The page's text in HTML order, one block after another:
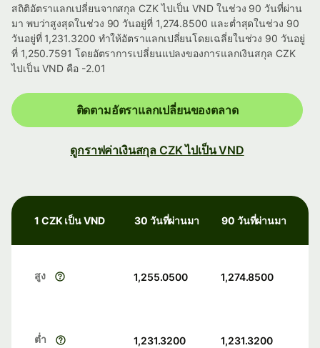
สถิติอัตราแลกเปลี่ยนจากสกุล CZK ไปเป็น VND ในช่วง 90 วันที่ผ่าน
มา พบว่าสูงสุดในช่วง 90 วันอยู่ที่ 1,274.8500 และต่ำสุดในช่วง 90
วันอยู่ที่ 1,231.3200 ทำให้อัตราแลกเปลี่ยนโดยเฉลี่ยในช่วง 90 วันอยู่
ที่ 1,250.7591 โดยอัตราการเปลี่ยนแปลงของการแลกเงินสกุล CZK
ไปเป็น VND คือ -2.01
ติดตามอัตราแลกเปลี่ยนของตลาด
ดูกราฟค่าเงินสกุล CZK ไปเป็น VND
1 CZK เป็น VND 30 วันที่ผ่านมา 90 วันที่ผ่านมา
สูง 1,255.0500 1,274.8500
ต่ำ 1,231.3200 1,231.3200